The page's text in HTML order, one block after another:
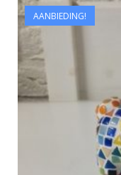
AANBIEDING!